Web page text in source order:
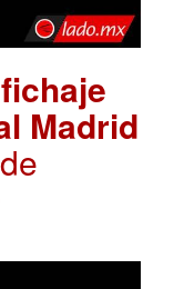
Madrid